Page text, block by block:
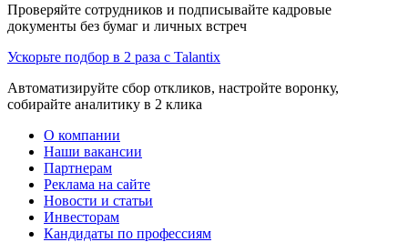
Проверяйте сотрудников и подписывайте кадровые
документы без бумаг и личных встреч
Ускорьте подбор в 2 раза с Talantix
Автоматизируйте сбор откликов, настройте воронку,
собирайте аналитику в 2 клика
О компании
Наши вакансии
Партнерам
Реклама на сайте
Новости и статьи
Инвесторам
Кандидаты по профессиям